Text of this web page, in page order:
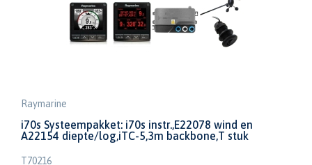
Raymarine
i70s Systeempakket: i70s instr.,E22078 wind en
A22154 diepte/log,iTC-5,3m backbone,T stuk
T70216